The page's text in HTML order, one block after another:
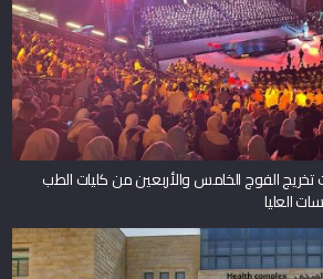
الفوج الخامس والأربعين من كليات الطب
العليا